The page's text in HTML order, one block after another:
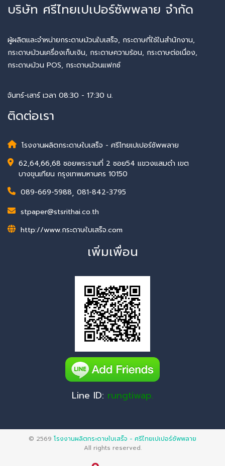
บริษัท ศรีไทยเปเปอร์ซัพพลาย จำกัด
ผู้ผลิตและจำหน่ายกระดาษม้วนใบเสร็จ, กระดาษที่ใช้ในสำนักงาน,
กระดาษม้วนเครื่องเก็บเงิน, กระดาษความร้อน, กระดาษต่อเนื่อง,
กระดาษม้วน POS, กระดาษม้วนแฟกซ์
จันทร์-เสาร์ เวลา 08:30 - 17:30 น.
ติดต่อเรา
โรงงานผลิตกระดาษใบเสร็จ - ศรีไทยเปเปอร์ซัพพลาย
62,64,66,68 ซอยพระรามที่ 2 ซอย54 แขวงแสมดำ เขต
บางขุนเทียน กรุงเทพมหานคร 10150
089-669-5988, 081-842-3795
stpaper@stsrithai.co.th
http://www.กระดาษใบเสร็จ.com
เพิ่มเพื่อน
Line ID: rungtiwap.
© 2569 โรงงานผลิตกระดาษใบเสร็จ - ศรีไทยเปเปอร์ซัพพลาย
All rights reserved.